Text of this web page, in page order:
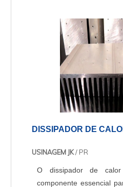
DISSIPADOR DE
USINAGEM JK/ PR
O dissipador de
componente essencial